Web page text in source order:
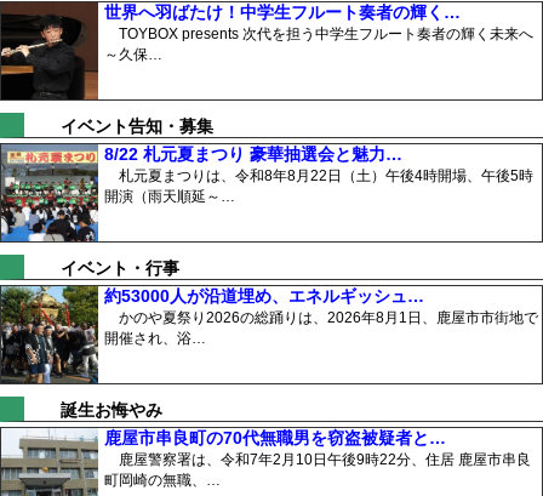
世界へ羽ばたけ！中学生フルート奏者の輝く…
TOYBOX presents 次代を担う中学生フルート奏者の輝く未来へ
～久保…
イベント告知・募集
8/22 札元夏まつり 豪華抽選会と魅力…
札元夏まつりは、令和8年8月22日（土）午後4時開場、午後5時
開演（雨天順延～…
イベント・行事
約53000人が沿道埋め、エネルギッシュ…
かのや夏祭り2026の総踊りは、2026年8月1日、鹿屋市市街地で
開催され、浴…
誕生お悔やみ
鹿屋市串良町の70代無職男を窃盗被疑者と…
鹿屋警察署は、令和7年2月10日午後9時22分、住居 鹿屋市串良
町岡崎の無職、…